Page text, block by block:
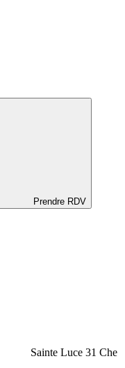
Prendre RDV
Sainte Luce 31 Che